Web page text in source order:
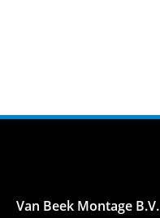
Van Beek Montage B.V.